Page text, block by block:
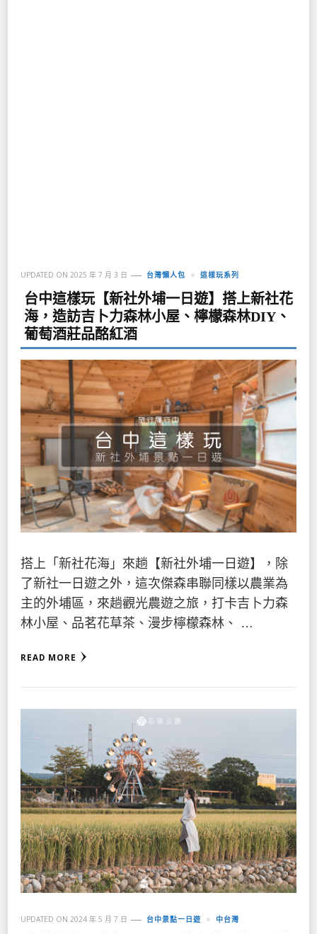
UPDATED ON 2025 年 7 月 3 日 台灣懶人包 這樣玩系列
台中這樣玩【新社外埔一日遊】搭上新社花
海，造訪吉卜力森林小屋、檸檬森林DIY、
葡萄酒莊品酩紅酒
搭上「新社花海」來趟【新社外埔一日遊】，除
了新社一日遊之外，這次傑森串聯同樣以農業為
主的外埔區，來趟觀光農遊之旅，打卡吉卜力森
林小屋、品茗花草茶、漫步檸檬森林、 …
READ MORE
UPDATED ON 2024 年 5 月 7 日 台中景點一日遊 中台灣